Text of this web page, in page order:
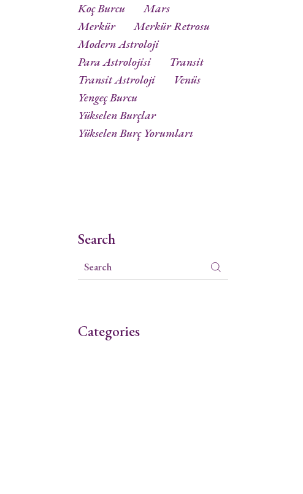
Koç Burcu
Mars
Merkür
Merkür Retrosu
Modern Astroloji
Para Astrolojisi
Transit
Transit Astroloji
Venüs
Yengeç Burcu
Yükselen Burçlar
Yükselen Burç Yorumları
Search
Categories